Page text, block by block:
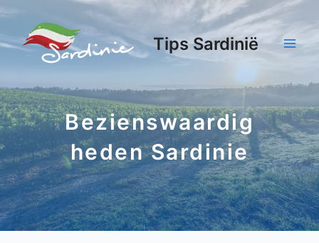
Tips Sardinië
Bezienswaardig
heden Sardinie